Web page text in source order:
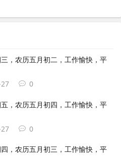
，农历五月初二，工作愉快，平
0
，农历五月初四，工作愉快，平
0
，农历五月初三，工作愉快，平